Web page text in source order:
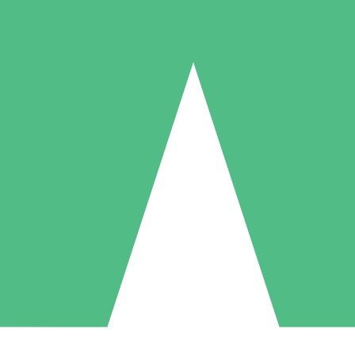
Individuelle Credit-Pakete
nach Bedarf mit Download-Credits. Keine monatliche Verpflichtung